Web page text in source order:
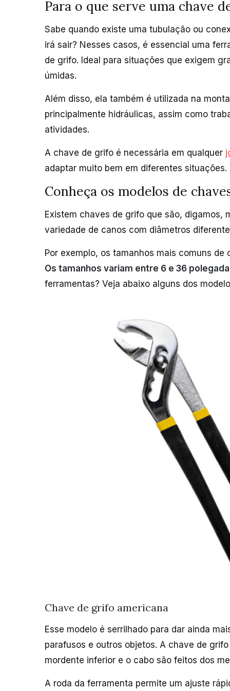
Para o que serve uma chave
Sabe quando existe uma tubulação ou
irá sair? Nesses casos, é essencial uma
de grifo. Ideal para situações que exigem
úmidas.
Além disso, ela também é utilizada na
principalmente hidráulicas, assim como
atividades.
A chave de grifo é necessária em qualquer
adaptar muito bem em diferentes situações.
Conheça os modelos de
Existem chaves de grifo que são, digamos,
variedade de canos com diâmetros
Por exemplo, os tamanhos mais comuns
Os tamanhos variam entre 6 e 36
ferramentas? Veja abaixo alguns dos
Chave de grifo americana
Esse modelo é serrilhado para dar ainda
parafusos e outros objetos. A chave de
mordente inferior e o cabo são feitos dos
A roda da ferramenta permite um ajuste